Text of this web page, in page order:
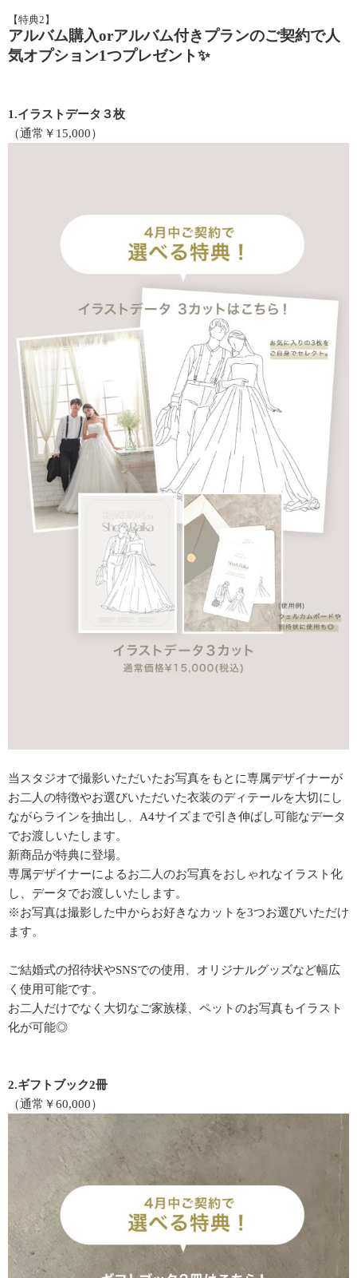
【特典2】
アルバム購入orアルバム付きプランのご契約で人
気オプション1つプレゼント✨
1.イラストデータ３枚
（通常￥15,000）
当スタジオで撮影いただいたお写真をもとに専属デザイナーが
お二人の特徴やお選びいただいた衣装のディテールを大切にし
ながらラインを抽出し、A4サイズまで引き伸ばし可能なデータ
でお渡しいたします。
新商品が特典に登場。
専属デザイナーによるお二人のお写真をおしゃれなイラスト化
し、データでお渡しいたします。
※お写真は撮影した中からお好きなカットを3つお選びいただけ
ます。
ご結婚式の招待状やSNSでの使用、オリジナルグッズなど幅広
く使用可能です。
お二人だけでなく大切なご家族様、ペットのお写真もイラスト
化が可能◎
2.ギフトブック2冊
（通常￥60,000）